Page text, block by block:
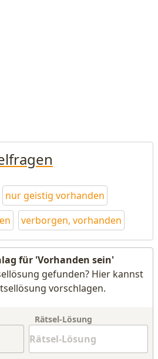
nur geistig vorhanden
verborgen, vorhanden
für 'Vorhanden sein'
gefunden? Hier kannst
vorschlagen.
Rätsel-Lösung